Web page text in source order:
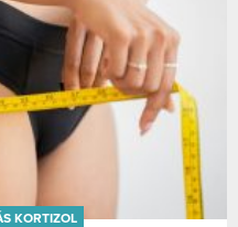
KORTIZOL